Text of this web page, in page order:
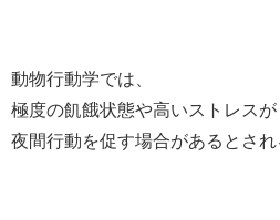
動物行動学では、
極度の飢餓状態や高いストレスが
夜間行動を促す場合があるとされ